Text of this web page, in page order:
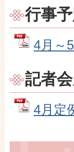
行事
4月～
記者
4月定